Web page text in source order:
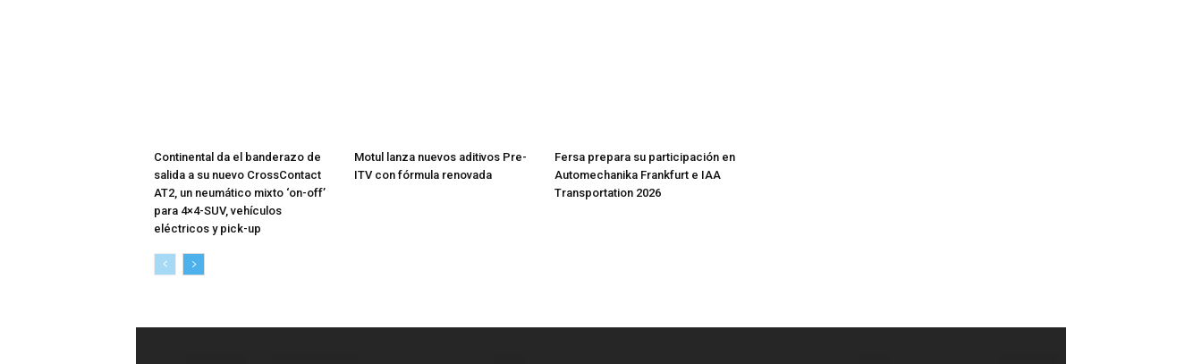
Continental da el banderazo de
salida a su nuevo CrossContact
AT2, un neumático mixto ‘on-off’
para 4×4-SUV, vehículos
eléctricos y pick-up
Motul lanza nuevos aditivos Pre-
ITV con fórmula renovada
Fersa prepara su participación en
Automechanika Frankfurt e IAA
Transportation 2026